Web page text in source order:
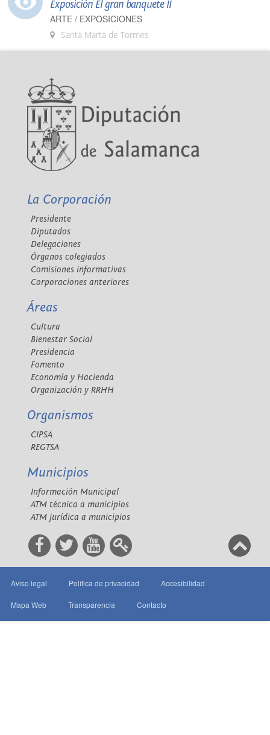
Exposición El gran banquete II
ARTE / EXPOSICIONES
Santa Marta de Tormes
La Corporación
Presidente
Diputados
Delegaciones
Órganos colegiados
Comisiones informativas
Corporaciones anteriores
Áreas
Cultura
Bienestar Social
Presidencia
Fomento
Economía y Hacienda
Organización y RRHH
Organismos
CIPSA
REGTSA
Municipios
Información Municipal
ATM técnica a municipios
ATM jurídica a municipios
Aviso legal Política de privacidad Accesibilidad
Mapa Web Transparencia Contacto